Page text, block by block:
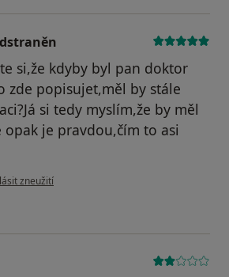
si,že kdyby byl pan doktor
zde popisujet,měl by stále
si tedy myslím,že by měl
opak je pravdou,čím to asi
názoru uživatele Váš účet byl odstraněn
zneužití